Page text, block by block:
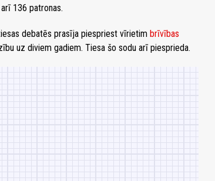
136 patronas.
debatēs prasīja piespriest vīrietim brīvības
uz diviem gadiem. Tiesa šo sodu arī piesprieda.